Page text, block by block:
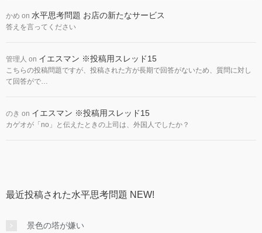
かめ on 水平思考問題 お店の新たなサービス
答えを言ってください
管理人 on イエスマン ※投稿用スレッド15
こちらの投稿問題ですが、投稿された方が長期で回答がないため、質問に対し
て回答がで…
のき on イエスマン ※投稿用スレッド15
カゲオが「no」と伝えたときの上司は、外国人でしたか？
最近投稿された水平思考問題 NEW!
景色の塔が嫌い